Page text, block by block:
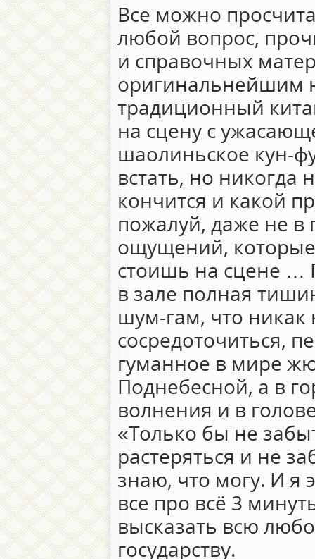
Все можно
любой вопрос,
и справочных
оригинальнейшим
традиционный
на сцену с
шаолиньское кун-
встать, но никогда
кончится и какой
пожалуй, даже не в
ощущений,
стоишь на сцене …
в зале полная
шум-гам, что
сосредоточиться,
гуманное в мире
Поднебесной, а в
волнения и в
«Только бы не
растеряться и не
знаю, что могу. И я
все про всё 3
высказать всю
государству.